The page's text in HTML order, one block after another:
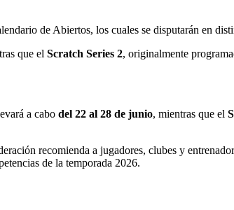
de Abiertos, los cuales se disputarán en
que el Scratch Series 2, originalmente
a cabo del 22 al 28 de junio, mientras que el
recomienda a jugadores, clubes y
de la temporada 2026.